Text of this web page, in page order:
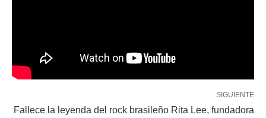
SIGUIENTE
Fallece la leyenda del rock brasileño Rita Lee, fundadora